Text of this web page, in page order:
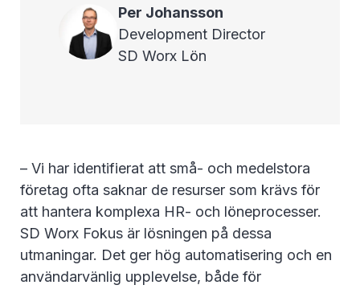
Per Johansson
Development Director
SD Worx Lön
– Vi har identifierat att små- och medelstora
företag ofta saknar de resurser som krävs för
att hantera komplexa HR- och löneprocesser.
SD Worx Fokus är lösningen på dessa
utmaningar. Det ger hög automatisering och en
användarvänlig upplevelse, både för